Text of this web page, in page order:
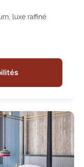
luxe raffiné